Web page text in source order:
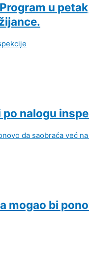
u
nalogu
mogao bi